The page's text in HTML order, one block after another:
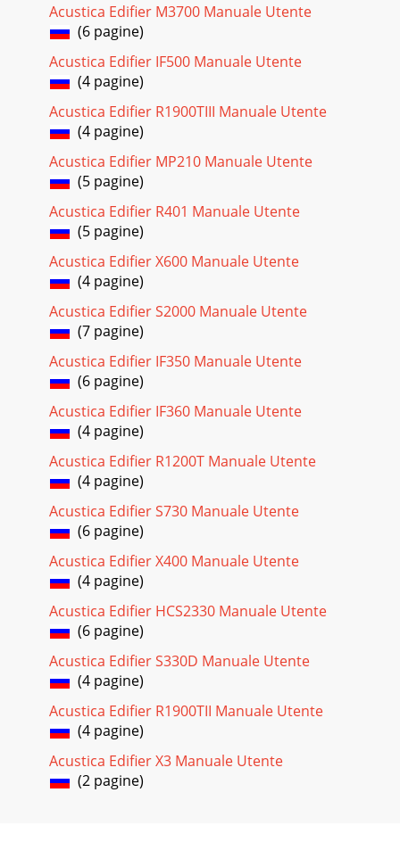
Acustica Edifier M3700 Manuale Utente
(6 pagine)
Acustica Edifier IF500 Manuale Utente
(4 pagine)
Acustica Edifier R1900TIII Manuale Utente
(4 pagine)
Acustica Edifier MP210 Manuale Utente
(5 pagine)
Acustica Edifier R401 Manuale Utente
(5 pagine)
Acustica Edifier X600 Manuale Utente
(4 pagine)
Acustica Edifier S2000 Manuale Utente
(7 pagine)
Acustica Edifier IF350 Manuale Utente
(6 pagine)
Acustica Edifier IF360 Manuale Utente
(4 pagine)
Acustica Edifier R1200T Manuale Utente
(4 pagine)
Acustica Edifier S730 Manuale Utente
(6 pagine)
Acustica Edifier X400 Manuale Utente
(4 pagine)
Acustica Edifier HCS2330 Manuale Utente
(6 pagine)
Acustica Edifier S330D Manuale Utente
(4 pagine)
Acustica Edifier R1900TII Manuale Utente
(4 pagine)
Acustica Edifier X3 Manuale Utente
(2 pagine)